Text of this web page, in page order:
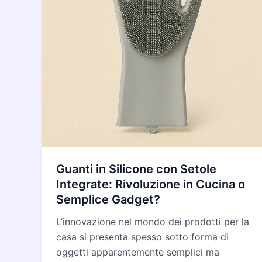
Guanti in Silicone con Setole
Integrate: Rivoluzione in Cucina o
Semplice Gadget?
L’innovazione nel mondo dei prodotti per la
casa si presenta spesso sotto forma di
oggetti apparentemente semplici ma